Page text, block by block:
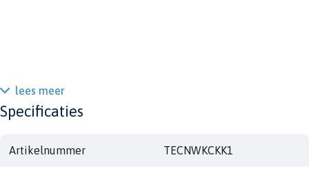
lees meer
Specificaties
Artikelnummer TECNWKCKK1